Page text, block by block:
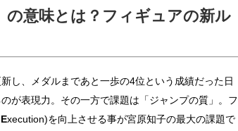
意味とは？フィギュアの新ル
し、メダルまであと一歩の4位という成績だった日
が表現力。その一方で課題は「ジャンプの質」。フ
Execution)を向上させる事が宮原知子の最大の課題で